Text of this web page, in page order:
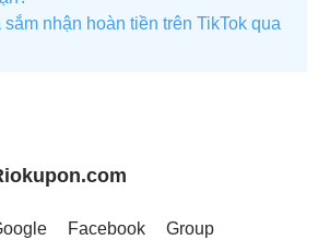
nhận hoàn tiền trên TikTok qua
Facebook
Group